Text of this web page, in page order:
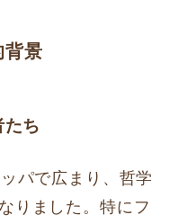
背景
ち
パで広まり、哲学
りました。特にフ